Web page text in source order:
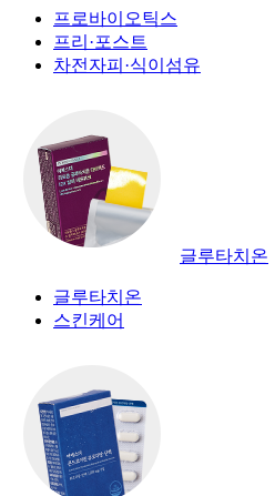
프로바이오틱스
프리·포스트
차전자피·식이섬유
글루타치온
글루타치온
스킨케어